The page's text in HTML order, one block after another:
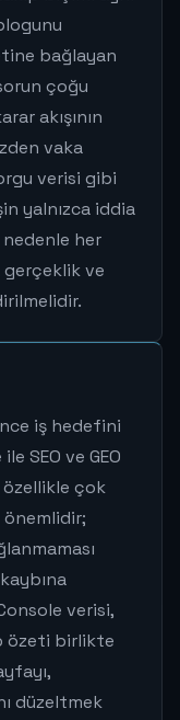
bağlayan
çoğu
akışının
vaka
verisi gibi
yalnızca iddia
nedenle her
ve
iş hedefini
SEO ve GEO
özellikle çok
verisi,
özeti birlikte
düzeltmek